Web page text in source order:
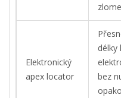
Elektronický
apex locator
délky
bez